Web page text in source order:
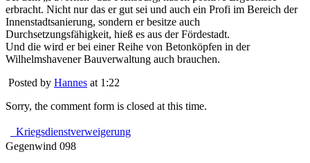
erbracht. Nicht nur das er gut sei und auch ein Profi im Bereich der
Innenstadtsanierung, sondern er besitze auch
Durchsetzungsfähigkeit, hieß es aus der Fördestadt.
Und die wird er bei einer Reihe von Betonköpfen in der
Wilhelmshavener Bauverwaltung auch brauchen.
Posted by Hannes at 1:22
Sorry, the comment form is closed at this time.
Kriegsdienstverweigerung
Gegenwind 098